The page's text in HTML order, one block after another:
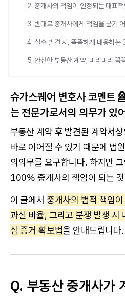
2. 중개사의 책임이 인정되는 대표
3. 반대로 중개사에게 책임을 묻기
4. 실수 발견 시, 똑똑하게 대응하는
5. 안전한 부동산 계약, 미리미리 꼼
슈가스퀘어 변호사 코멘트
는 전문가로서의 의무가 있
부동산 계약 후 발견된 계약서
바로 이어질 수 있기 때문에 법
의의무를 요구합니다. 하지만
100% 중개사의 책임이 되는
이 글에서 중개사의 법적 책임
과실 비율, 그리고 분쟁 발생 시
심 증거 확보법을 안내드립니다.
Q. 부동산 중개사가